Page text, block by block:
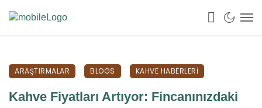
ARAŞTIRMALAR BLOGS KAHVE HABERLERI
Kahve Fiyatları Artıyor: Fincanınızdaki